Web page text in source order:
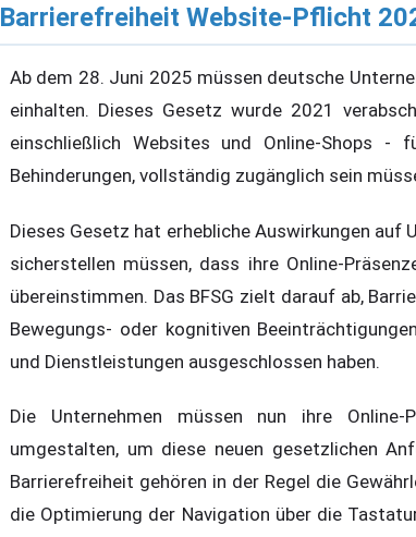
Barrierefreiheit Website-Pflicht
Ab dem 28. Juni 2025 müssen deutsche
einhalten. Dieses Gesetz wurde 2021
einschließlich Websites und Online-Shops -
Behinderungen, vollständig zugänglich sein
Dieses Gesetz hat erhebliche Auswirkungen
sicherstellen müssen, dass ihre Online-
übereinstimmen. Das BFSG zielt darauf ab,
Bewegungs- oder kognitiven
und Dienstleistungen ausgeschlossen haben.
Die Unternehmen müssen nun ihre
umgestalten, um diese neuen gesetzlichen
Barrierefreiheit gehören in der Regel die
die Optimierung der Navigation über die